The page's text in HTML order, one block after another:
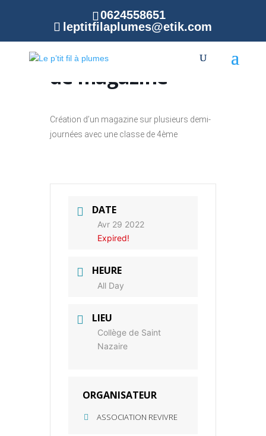
0624558651
leptitfilaplumes@etik.com
Atelier création
de magazine
Création d’un magazine sur plusieurs demi-
journées avec une classe de 4ème
DATE
Avr 29 2022
Expired!
HEURE
All Day
LIEU
Collège de Saint
Nazaire
ORGANISATEUR
ASSOCIATION REVIVRE